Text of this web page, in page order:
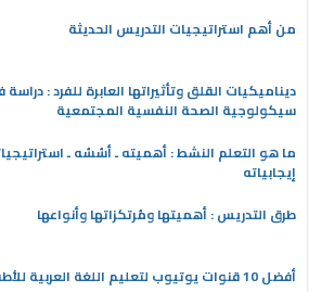
من أهم استراتيجيات التدريس الحديثة
ديناميكيات القلق وتأثيراتها العابرة للفرد : دراسة
سيكولوجية الصحة النفسية المجتمعية
ما هو التعلم النشط : أهميته ـ أسُسُه ـ
إيجابياته
طرق التدريس : أهميتها ومُرتكزاتها وأنواعها
أفضل 10 قنوات يوتيوب لتعليم اللغة العربية للأطفال